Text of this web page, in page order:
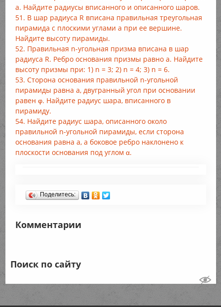
а. Найдите радиусы вписанного и описанного шаров.
51. В шар радиуса R вписана правильная треугольная
пирамида с плоскими углами а при ее вершине.
Найдите высоту пирамиды.
52. Правильная n-угольная призма вписана в шар
радиуса R. Ребро основания призмы равно а. Найдите
высоту призмы при: 1) n = 3; 2) n = 4; 3) n = 6.
53. Сторона основания правильной n-угольной
пирамиды равна а, двугранный угол при основании
равен φ. Найдите радиус шара, вписанного в
пирамиду.
54. Найдите радиус шара, описанного около
правильной n-угольной пирамиды, если сторона
основания равна а, а боковое ребро наклонено к
плоскости основания под углом α.
Поделитесь:
Комментарии
Поиск по сайту